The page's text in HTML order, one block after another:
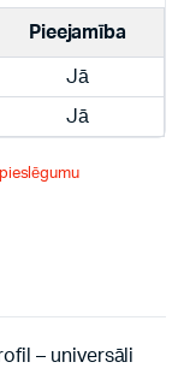
Pieejamība
Jā
Jā
– universāli